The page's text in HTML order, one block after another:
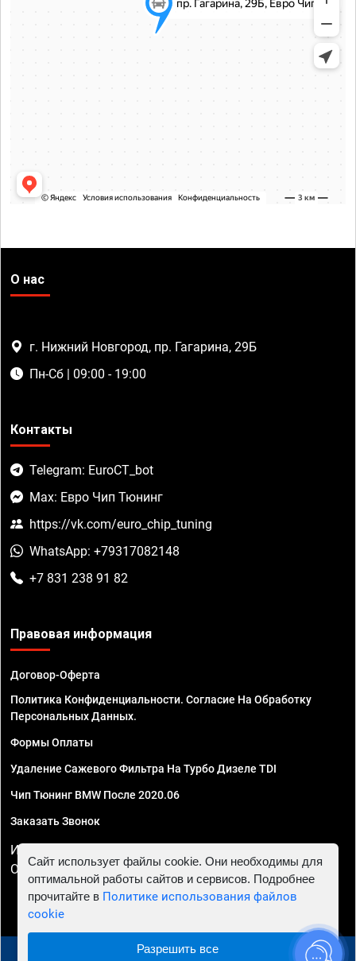
О нас
г. Нижний Новгород, пр. Гагарина, 29Б
Пн-Сб | 09:00 - 19:00
Контакты
Telegram: EuroCT_bot
Max: Евро Чип Тюнинг
https://vk.com/euro_chip_tuning
WhatsApp: +79317082148
+7 831 238 91 82
Правовая информация
Договор-Оферта
Политика Конфиденциальности. Согласие На Обработку
Персональных Данных.
Формы Оплаты
Удаление Сажевого Фильтра На Турбо Дизеле TDI
Чип Тюнинг BMW После 2020.06
Заказать Звонок
ИП Смирнов Георгий Павлович. ИНН 781302555843,
ОГРНИП 324470400032610
© 2010 - 2026 Чип тюнинг в Нижнем Новгороде -
Сайт использует файлы cookie. Они необходимы для
оптимальной работы сайтов и сервисов. Подробнее
прочитайте в Политике использования файлов
cookie
Разрешить все